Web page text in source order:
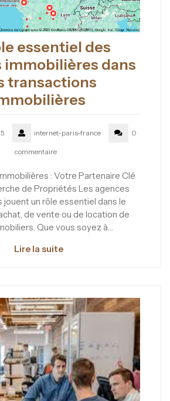
essentiel des
immobilières dans
transactions
internet-paris-france 0
commentaire
: Votre Partenaire Clé
de Propriétés Les agences
jouent un rôle essentiel dans le
de vente ou de location de
Que vous soyez à…
Lire la suite